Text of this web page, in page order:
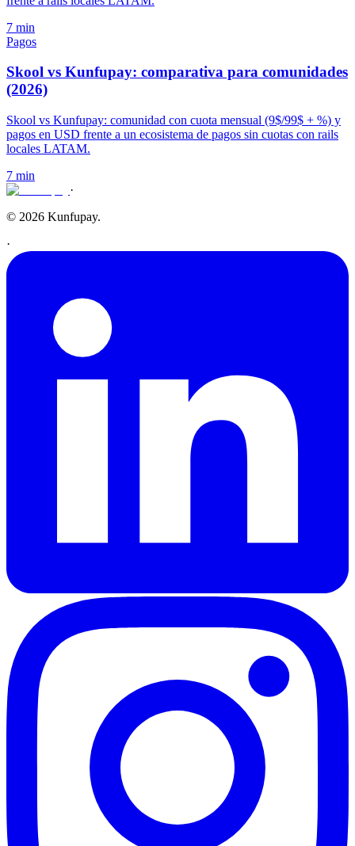
7 min
Pagos
Skool vs Kunfupay: comparativa para comunidades
(2026)
Skool vs Kunfupay: comunidad con cuota mensual (9$/99$ + %) y
pagos en USD frente a un ecosistema de pagos sin cuotas con rails
locales LATAM.
7 min
·
© 2026 Kunfupay.
·